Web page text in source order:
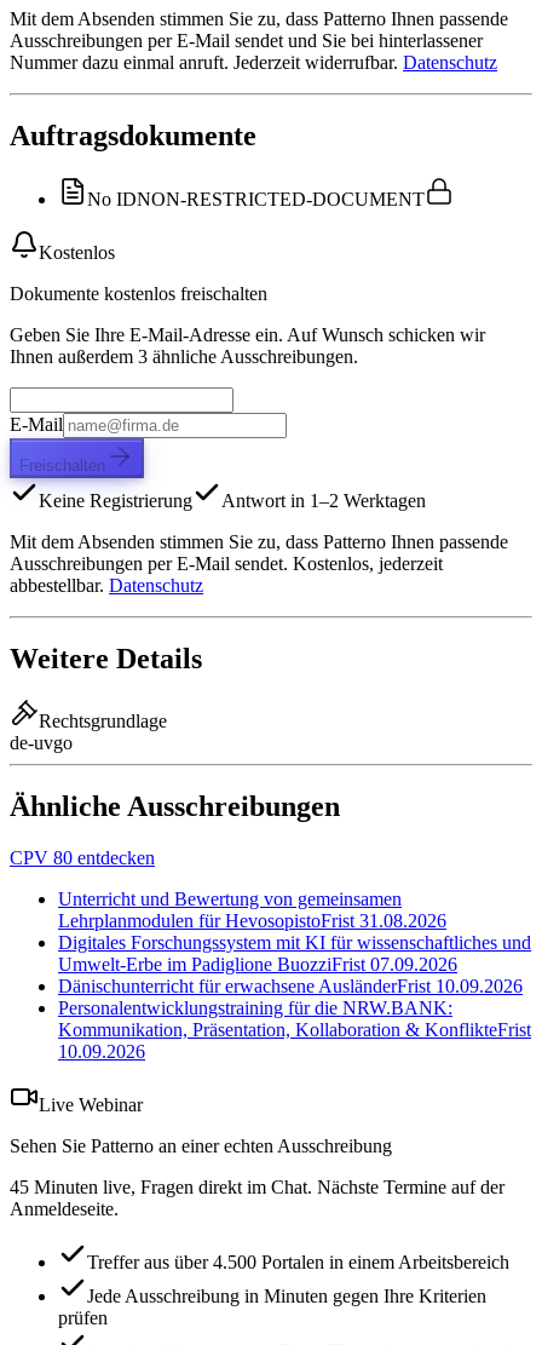
Mit dem Absenden stimmen Sie zu, dass Patterno Ihnen passende
Ausschreibungen per E-Mail sendet und Sie bei hinterlassener
Nummer dazu einmal anruft. Jederzeit widerrufbar. Datenschutz
Auftragsdokumente
No IDNON-RESTRICTED-DOCUMENT
Kostenlos
Dokumente kostenlos freischalten
Geben Sie Ihre E-Mail-Adresse ein. Auf Wunsch schicken wir
Ihnen außerdem 3 ähnliche Ausschreibungen.
E-Mail
Freischalten
Keine Registrierung
Antwort in 1–2 Werktagen
Mit dem Absenden stimmen Sie zu, dass Patterno Ihnen passende
Ausschreibungen per E-Mail sendet. Kostenlos, jederzeit
abbestellbar. Datenschutz
Weitere Details
Rechtsgrundlage
de-uvgo
Ähnliche Ausschreibungen
CPV 80 entdecken
Unterricht und Bewertung von gemeinsamen
Lehrplanmodulen für HevosopistoFrist 31.08.2026
Digitales Forschungssystem mit KI für wissenschaftliches und
Umwelt-Erbe im Padiglione BuozziFrist 07.09.2026
Dänischunterricht für erwachsene AusländerFrist 10.09.2026
Personalentwicklungstraining für die NRW.BANK:
Kommunikation, Präsentation, Kollaboration & KonflikteFrist
10.09.2026
Live Webinar
Sehen Sie Patterno an einer echten Ausschreibung
45 Minuten live, Fragen direkt im Chat. Nächste Termine auf der
Anmeldeseite.
Treffer aus über 4.500 Portalen in einem Arbeitsbereich
Jede Ausschreibung in Minuten gegen Ihre Kriterien
prüfen